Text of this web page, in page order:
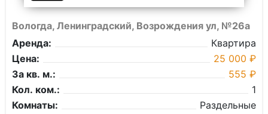
Вологда, Ленинградский, Возрождения ул, №26а
Аренда:
Квартира
Цена:
25 000 ₽
За кв. м.:
555 ₽
Кол. ком.:
1
Комнаты:
Раздельные